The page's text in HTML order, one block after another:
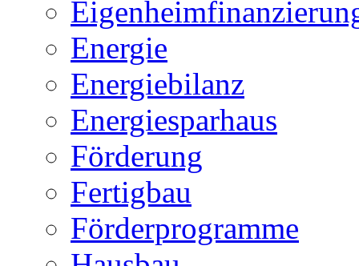
Energie
Energiebilanz
Energiesparhaus
Förderung
Fertigbau
Förderprogramme